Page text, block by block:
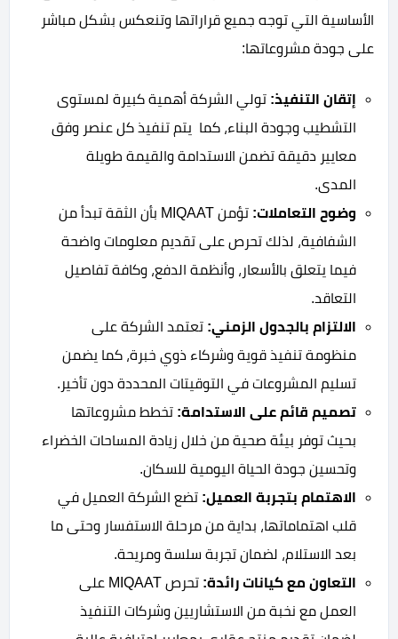
الأساسية التي توجه جميع قراراتها وتنعكس بشكل مباشر
على جودة مشروعاتها:
إتقان التنفيذ: تولي الشركة أهمية كبيرة لمستوى
التشطيب وجودة البناء، كما يتم تنفيذ كل عنصر وفق
معايير دقيقة تضمن الاستدامة والقيمة طويلة
المدى.
وضوح التعاملات:
تؤمن MIQAAT بأن الثقة تبدأ من
الشفافية، لذلك تحرص على تقديم معلومات واضحة
فيما يتعلق بالأسعار، وأنظمة الدفع، وكافة تفاصيل
التعاقد.
الالتزام بالجدول الزمني: تعتمد الشركة على
منظومة تنفيذ قوية وشركاء ذوي خبرة، كما يضمن
تسليم المشروعات في التوقيتات المحددة دون تأخير.
تصميم قائم على الاستدامة: تخطط مشروعاتها
بحيث توفر بيئة صحية من خلال زيادة المساحات الخضراء
وتحسين جودة الحياة اليومية للسكان.
الاهتمام بتجربة العميل: تضع الشركة العميل في
قلب اهتماماتها، بداية من مرحلة الاستفسار وحتى ما
بعد الاستلام، لضمان تجربة سلسة ومريحة.
التعاون مع كيانات رائدة:
تحرص MIQAAT على
العمل مع نخبة من الاستشاريين وشركات التنفيذ